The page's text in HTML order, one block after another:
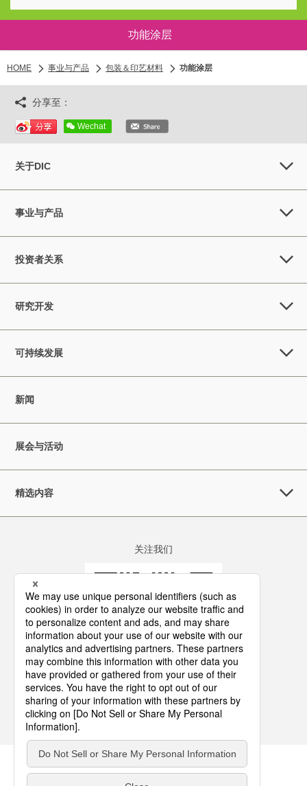
功能涂层
HOME 事业与产品 包装＆印艺材料 功能涂层
分享至：
Wechat
关于DIC
事业与产品
投资者关系
研究开发
可持续发展
新闻
展会与活动
精选内容
关注我们